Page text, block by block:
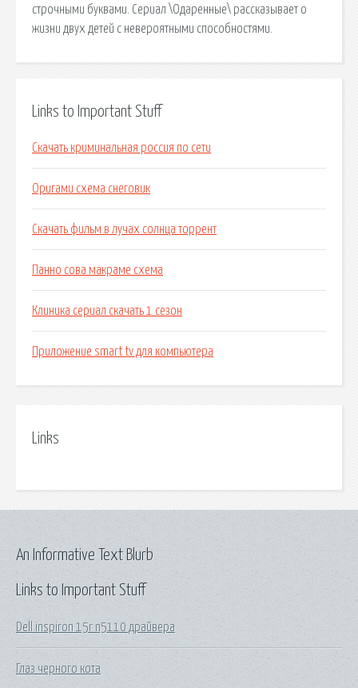
строчными буквами. Сериал \Одаренные\ рассказывает о
жизни двух детей с невероятными способностями.
Links to Important Stuff
Скачать криминальная россия по сети
Оригами схема снеговик
Скачать фильм в лучах солнца торрент
Панно сова макраме схема
Клиника сериал скачать 1 сезон
Приложение smart tv для компьютера
Links
Links to Important Stuff
Dell inspiron 15r n5110 драйвера
Глаз черного кота
An Informative Text Blurb